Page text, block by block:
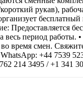
рукав),
бесплатный
Предоставляется
весь период работы.
время смен.
+44 7539
214 3495 / +1 341